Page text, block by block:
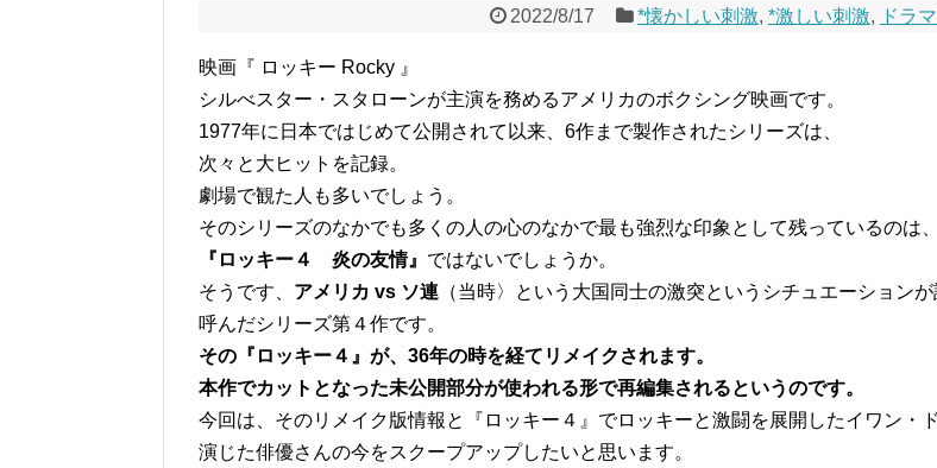
2022/8/17 *懐かしい刺激, *激しい刺激, ドラ
映画『 ロッキー Rocky 』
シルべスター・スタローンが主演を務めるアメリカのボクシング映画です。
1977年に日本ではじめて公開されて以来、6作まで製作されたシリーズは、
次々と大ヒットを記録。
劇場で観た人も多いでしょう。
そのシリーズのなかでも多くの人の心のなかで最も強烈な印象として残っているのは、
『ロッキー４ 炎の友情』 ではないでしょうか。
そうです、 アメリカ vs ソ連 （当時〉という大国同士の激突というシチュエーション
呼んだシリーズ第４作です。
その『ロッキー４』が、36年の時を経てリメイクされます。
本作でカットとなった未公開部分が使われる形で再編集されるというのです。
今回は、そのリメイク版情報と『ロッキー４』でロッキーと激闘を展開したイワン・
演じた俳優さんの今をスクープアップしたいと思います。